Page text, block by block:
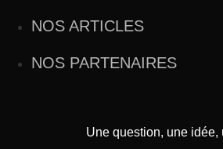
NOS ARTICLES
NOS PARTENAIRES
Une question, une